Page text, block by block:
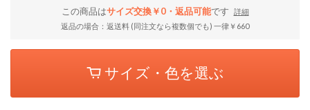
この商品はサイズ交換￥0・返品可能です
詳細
返品の場合：返送料 (同注文なら複数個でも) 一律￥660
サイズ・色を選ぶ